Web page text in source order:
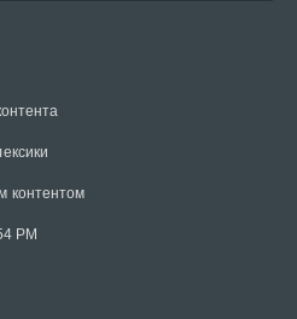
контентом
PM